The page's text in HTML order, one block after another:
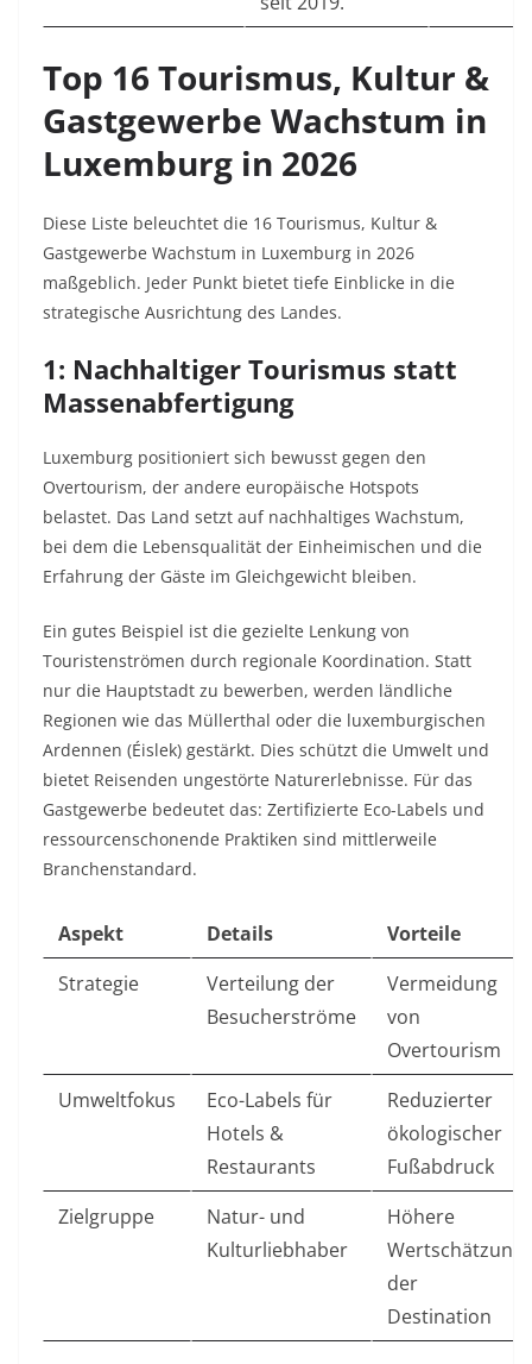
Top 16 Tourismus, Kultur &
Gastgewerbe Wachstum in
Luxemburg in 2026
Diese Liste beleuchtet die 16 Tourismus, Kultur &
Gastgewerbe Wachstum in Luxemburg in 2026
maßgeblich. Jeder Punkt bietet tiefe Einblicke in die
strategische Ausrichtung des Landes.
1: Nachhaltiger Tourismus statt
Massenabfertigung
Luxemburg positioniert sich bewusst gegen den
Overtourism, der andere europäische Hotspots
belastet. Das Land setzt auf nachhaltiges Wachstum,
bei dem die Lebensqualität der Einheimischen und die
Erfahrung der Gäste im Gleichgewicht bleiben.
Ein gutes Beispiel ist die gezielte Lenkung von
Touristenströmen durch regionale Koordination. Statt
nur die Hauptstadt zu bewerben, werden ländliche
Regionen wie das Müllerthal oder die luxemburgischen
Ardennen (Éislek) gestärkt. Dies schützt die Umwelt und
bietet Reisenden ungestörte Naturerlebnisse. Für das
Gastgewerbe bedeutet das: Zertifizierte Eco-Labels und
ressourcenschonende Praktiken sind mittlerweile
Branchenstandard.
Aspekt Details
Vorteile
Strategie
Verteilung der
Besucherströme
Vermeidung
von
Overtourism
Umweltfokus
Eco-Labels für
Hotels &
Restaurants
Reduzierter
ökologischer
Fußabdruck
Zielgruppe
Natur- und
Kulturliebhaber
Höhere
Wertschätzung
der
Destination